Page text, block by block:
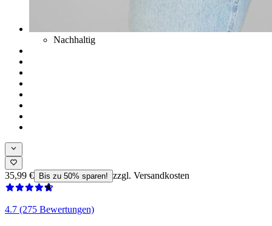
Nachhaltig
35,99 € Bis zu 50% sparen! zzgl. Versandkosten
4.7 (275 Bewertungen)